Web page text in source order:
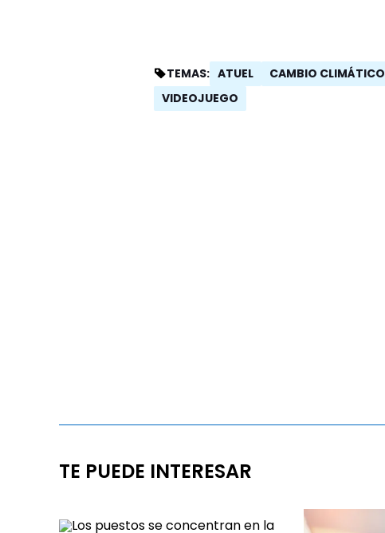
TEMAS: ATUEL CAMBIO CLIMÁTICO
VIDEOJUEGO
TE PUEDE INTERESAR